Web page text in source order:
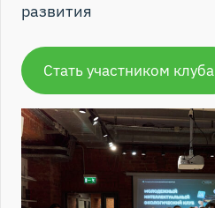
развития
Стать участником клуба